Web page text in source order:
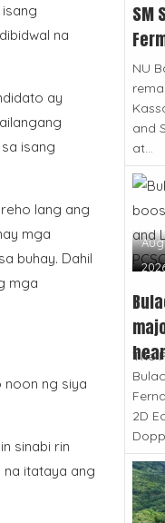
na
ay
isang
lang ang
mga
buhay. Dahil
mga
noon ng siya
sinabi rin
na itataya ang
SM
NU
and
at...
Aug
The
2D